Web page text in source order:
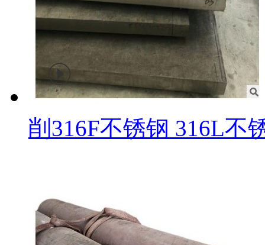
削316F不锈钢 316L不